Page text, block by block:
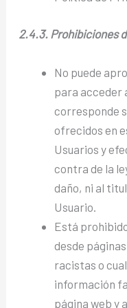
2.4.3. Prohibiciones
No puede
para acceder
corresponde
ofrecidos en
Usuarios y
contra de la
daño, ni al
Usuario.
Está
desde
racistas o
información
página web y